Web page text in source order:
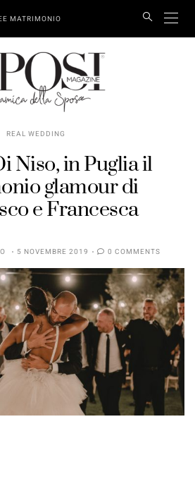
MATRIMONIO
REAL WEDDING
Niso, in Puglia il
glamour di
e Francesca
5 NOVEMBRE 2019 0 COMMENTS